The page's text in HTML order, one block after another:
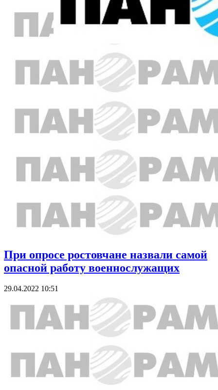
При опросе ростовчане назвали самой
опасной работу военнослужащих
29.04.2022 10:51